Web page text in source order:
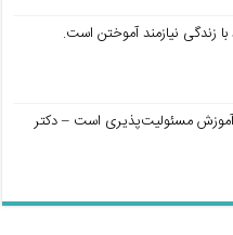
با زندگی نیازمند آموختن است.
آموزش مسئولیت‌پذیری است – دکتر